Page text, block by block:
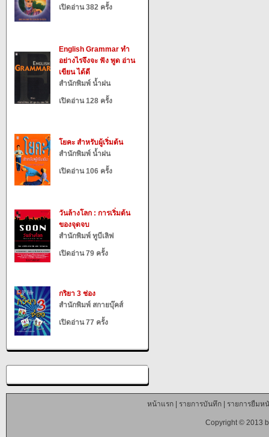
เปิดอ่าน 382 ครั้ง
English Grammar ทำ
อย่างไรจึงจะ ฟัง พูด อ่าน
เขียน ได้ดี
สำนักพิมพ์ น้ำฝน
เปิดอ่าน 128 ครั้ง
โยคะ สำหรับผู้เริ่มต้น
สำนักพิมพ์ น้ำฝน
เปิดอ่าน 106 ครั้ง
วันล้างโลก : การเริ่มต้น
ของจุดจบ
สำนักพิมพ์ ทูบีเลิฟ
เปิดอ่าน 79 ครั้ง
กริยา 3 ช่อง
สำนักพิมพ์ สกายบุ๊คส์
เปิดอ่าน 77 ครั้ง
หน้าแรก| รายการบันทึก| รายการยืมห
Copyright © 2013